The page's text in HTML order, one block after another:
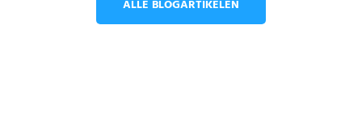
ALLE BLOGARTIKELEN